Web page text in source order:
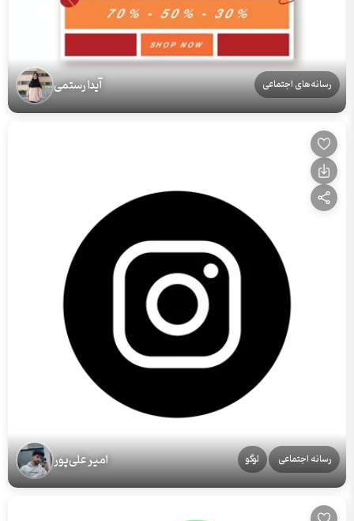
رسانه‌های اجتماعی آیدا رستمی
رسانه اجتماعی لوگو امیر علی‌پور